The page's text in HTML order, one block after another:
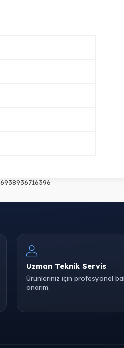
6938936716396
Uzman Teknik Servis
Ürünleriniz için profesyonel
onarım.